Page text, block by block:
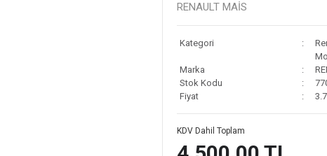
RENAULT MAİS
Kategori
Marka
Stok Kodu
Fiyat
KDV Dahil Toplam